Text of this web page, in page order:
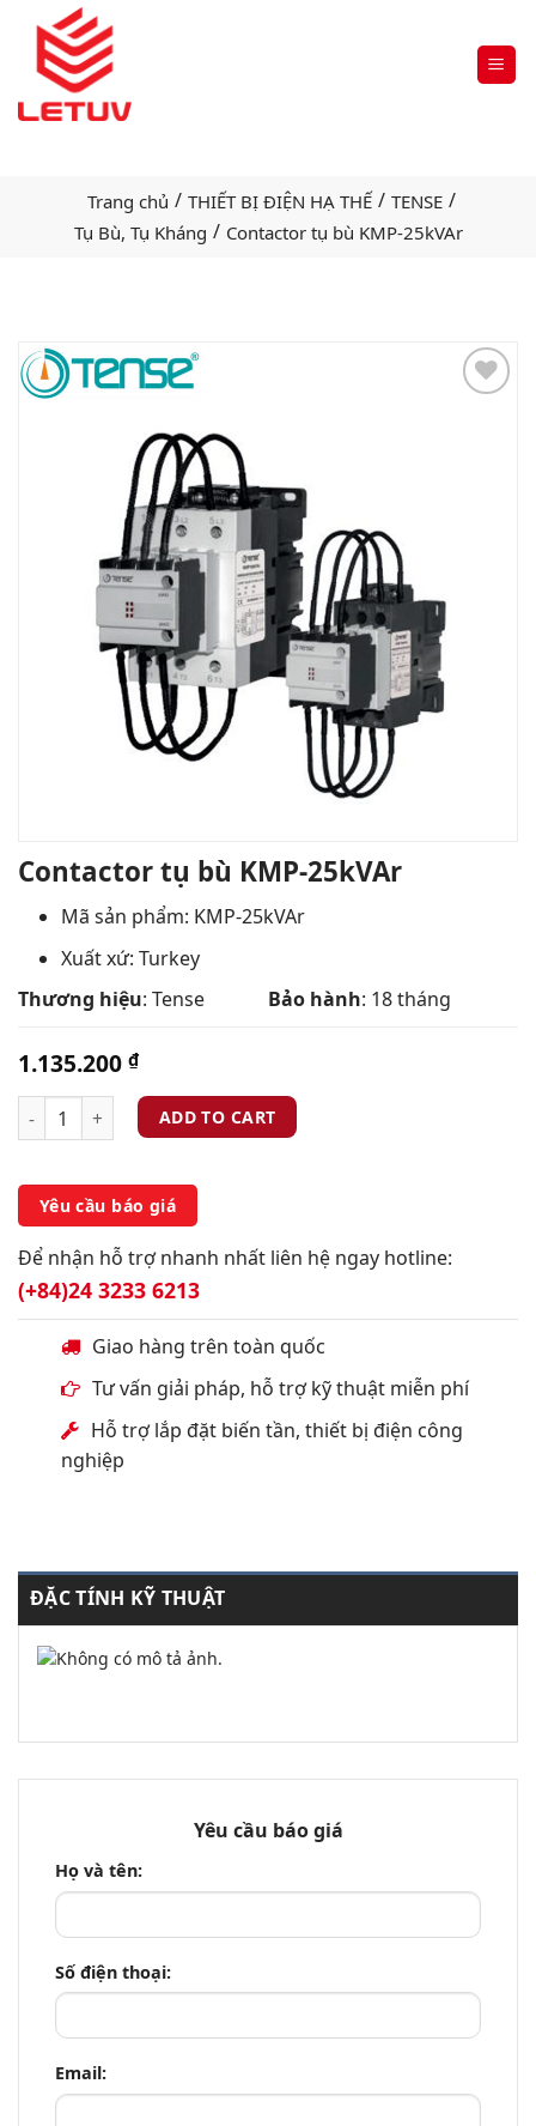
Trang chủ / THIẾT BỊ ĐIỆN HẠ THẾ / TENSE /
Tụ Bù, Tụ Kháng / Contactor tụ bù KMP-25kVAr
Contactor tụ bù KMP-25kVAr
Mã sản phẩm: KMP-25kVAr
Xuất xứ: Turkey
Thương hiệu: Tense Bảo hành: 18 tháng
1.135.200 ₫
ADD TO CART
Yêu cầu báo giá
Để nhận hỗ trợ nhanh nhất liên hệ ngay hotline:
(+84)24 3233 6213
Giao hàng trên toàn quốc
Tư vấn giải pháp, hỗ trợ kỹ thuật miễn phí
Hỗ trợ lắp đặt biến tần, thiết bị điện công
nghiệp
ĐẶC TÍNH KỸ THUẬT
Yêu cầu báo giá
Họ và tên:
Số điện thoại:
Email: